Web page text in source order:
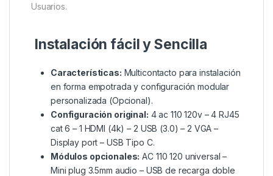
Usuarios.
Instalación fácil y Sencilla
Características: Multicontacto para instalación
en forma empotrada y configuración modular
personalizada (Opcional).
Configuración original: 4 ac 110 120v – 4 RJ45
cat 6 – 1 HDMI (4k) – 2 USB (3.0) – 2 VGA –
Display port – USB Tipo C.
Módulos opcionales: AC 110 120 universal –
Mini plug 3.5mm audio – USB de recarga doble